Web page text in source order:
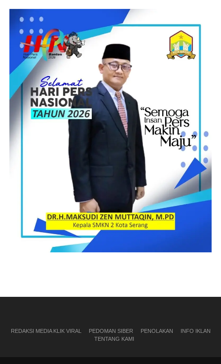
REDAKSI MEDIA KLIK VIRAL PEDOMAN SIBER PENOLAKAN
INFO IKLAN
TENTANG KAMI